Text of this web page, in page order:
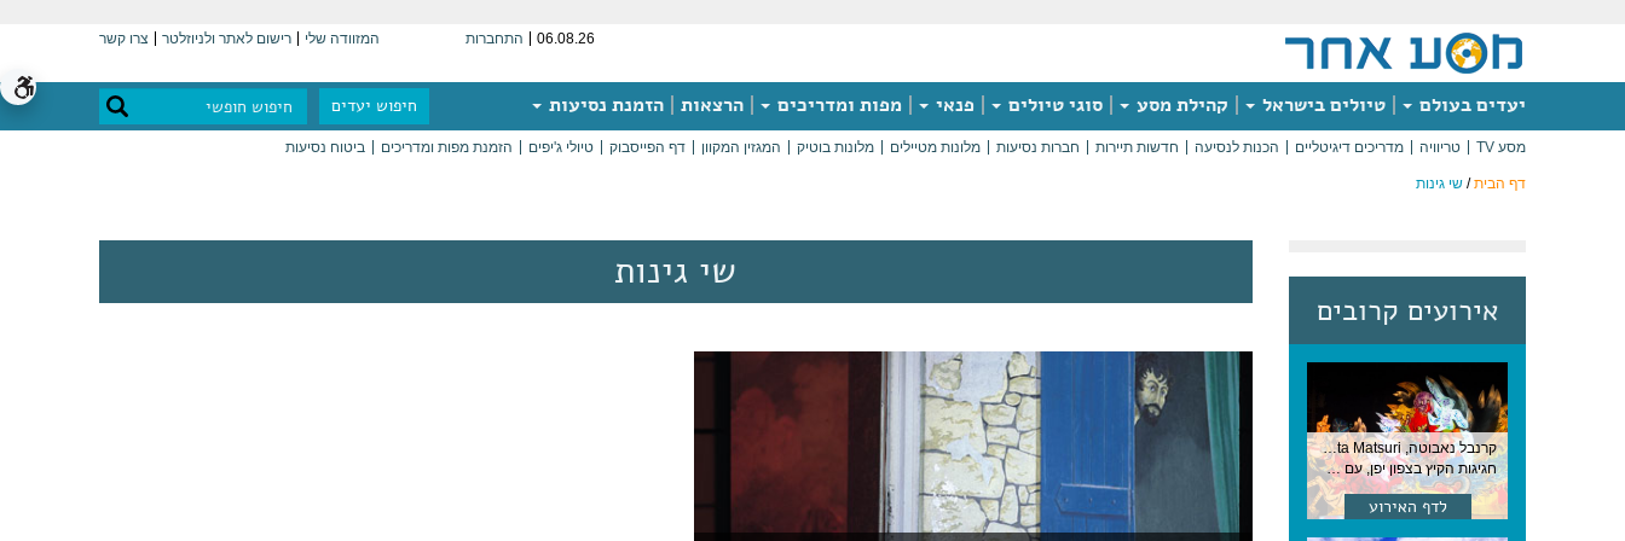
06.08.26 התחברות המזוודה שלי רישום לאתר ולניוזלטר צרו קשר
יעדים בעולם טיולים בישראל קהילת מסע סוגי טיולים פנאי מפות ומדריכים הרצאות הזמנת נסיעות חיפוש יעדים
מסע TV טריוויה מדריכים דיגיטליים הכנות לנסיעה חדשות תיירות חברות נסיעות מלונות מטיילים מלונות בוטיק המגזין המקוון דף הפייסבוק טיולי ג'יפים הזמנת מפות ומדריכים ביטוח נסיעות
דף הבית/ שי גינות
אירועים קרובים
קרנבל נאבוטה, Nebuta Matsuri ,יפן
חגיגות הקיץ בצפון יפן, עם תהלוכות ענק, ריקודים וזיקוקים. 6-2 באוגוסט, יפן
לדף האירוע
שי גינות